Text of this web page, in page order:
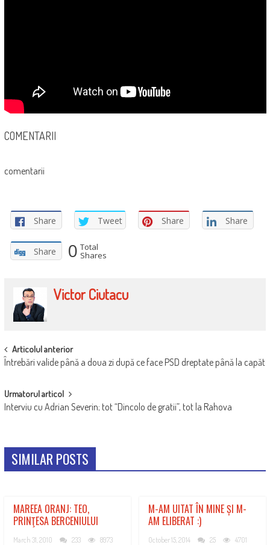
COMENTARII
comentarii
Share Tweet Share Share
Share 0 Total
Shares
Victor Ciutacu
POST
NAVIGATION
Articolul anterior
Întrebări valide până a doua zi după ce face PSD dreptate până la capăt
Urmatorul articol
Interviu cu Adrian Severin; tot “Dincolo de gratii”, tot la Rahova
SIMILAR POSTS
MAREEA ORANJ: TEO,
PRINŢESA BERCENIULUI
March 31, 2010 233 8973
M-AM UITAT ÎN MINE ȘI M-
AM ELIBERAT :)
October 15, 2014 25 4701